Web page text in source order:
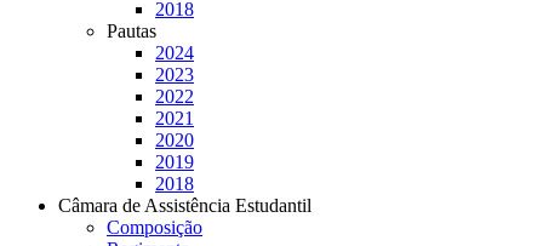
2018
Pautas
2024
2023
2022
2021
2020
2019
2018
Câmara de Assistência Estudantil
Composição